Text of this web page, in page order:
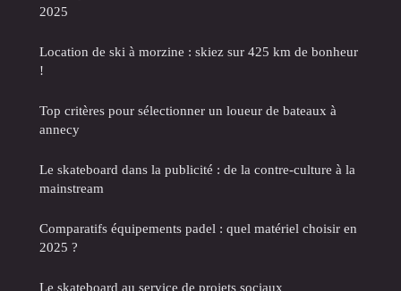
2025
Location de ski à morzine : skiez sur 425 km de bonheur
!
Top critères pour sélectionner un loueur de bateaux à
annecy
Le skateboard dans la publicité : de la contre-culture à la
mainstream
Comparatifs équipements padel : quel matériel choisir en
2025 ?
Le skateboard au service de projets sociaux